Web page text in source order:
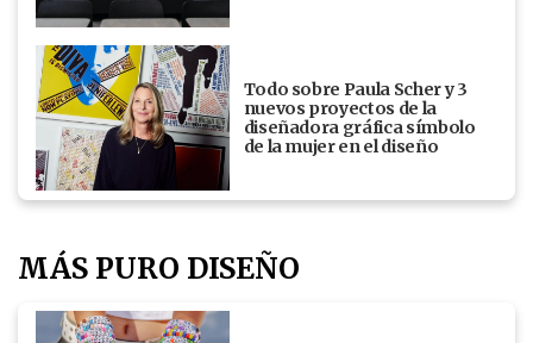
Todo sobre Paula Scher y 3
nuevos proyectos de la
diseñadora gráfica símbolo
de la mujer en el diseño
MÁS PURO DISEÑO